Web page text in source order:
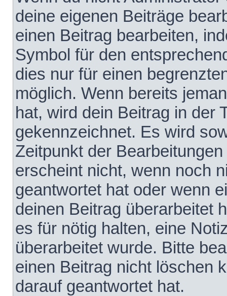
deine eigenen Beiträge
einen Beitrag bearbeiten,
Symbol für den
dies nur für einen
möglich. Wenn bereits
hat, wird dein Beitrag in der
gekennzeichnet. Es wird
Zeitpunkt der
erscheint nicht, wenn noch
geantwortet hat oder wenn
deinen Beitrag überarbeitet
es für nötig halten, eine
überarbeitet wurde. Bitte
einen Beitrag nicht löschen
darauf geantwortet hat.